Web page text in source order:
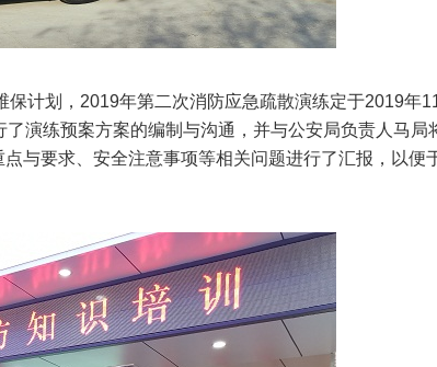
计划，2019年第二次消防应急疏散演练定于2019年
演练预案方案的编制与沟通，并与公安局负责人马局
与要求、安全注意事项等相关问题进行了汇报，以便